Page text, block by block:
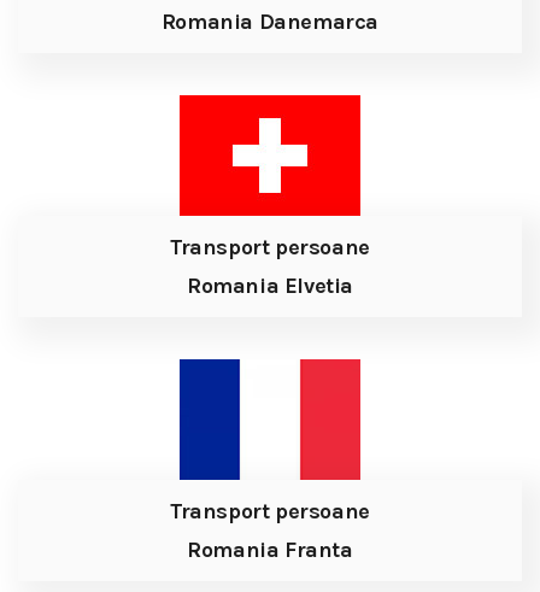
Romania Danemarca
Transport persoane
Romania Elvetia
Transport persoane
Romania Franta